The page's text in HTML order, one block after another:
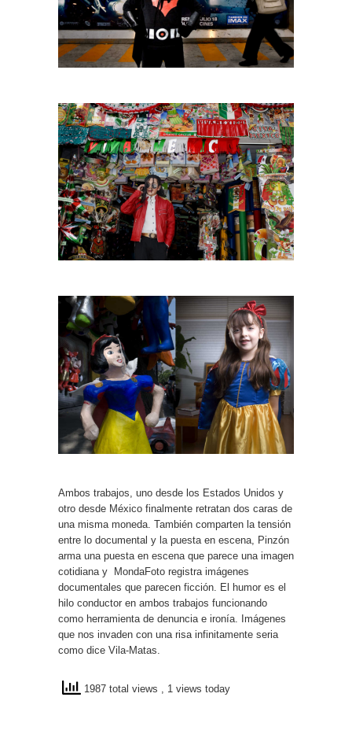
Ambos trabajos, uno desde los Estados Unidos y
otro desde México finalmente retratan dos caras de
una misma moneda. También comparten la tensión
entre lo documental y la puesta en escena, Pinzón
arma una puesta en escena que parece una imagen
cotidiana y MondaFoto registra imágenes
documentales que parecen ficción. El humor es el
hilo conductor en ambos trabajos funcionando
como herramienta de denuncia e ironía. Imágenes
que nos invaden con una risa infinitamente seria
como dice Vila-Matas.
1987 total views , 1 views today